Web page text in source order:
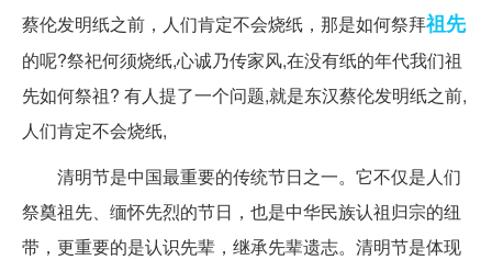
蔡伦发明纸之前，人们肯定不会烧纸，那是如何祭拜祖先
的呢?祭祀何须烧纸,心诚乃传家风,在没有纸的年代我们祖
先如何祭祖? 有人提了一个问题,就是东汉蔡伦发明纸之前,
人们肯定不会烧纸,
清明节是中国最重要的传统节日之一。它不仅是人们
祭奠祖先、缅怀先烈的节日，也是中华民族认祖归宗的纽
带，更重要的是认识先辈，继承先辈遗志。清明节是体现